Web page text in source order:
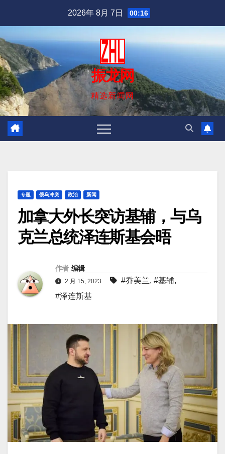
内
容
2026年 8月 7日 00:16
振龙网
精选新闻网
专题 俄乌冲突 政治 新闻
加拿大外长突访基辅，与乌
克兰总统泽连斯基会晤
作者 编辑
2 月 15, 2023 #乔美兰, #基辅,
#泽连斯基